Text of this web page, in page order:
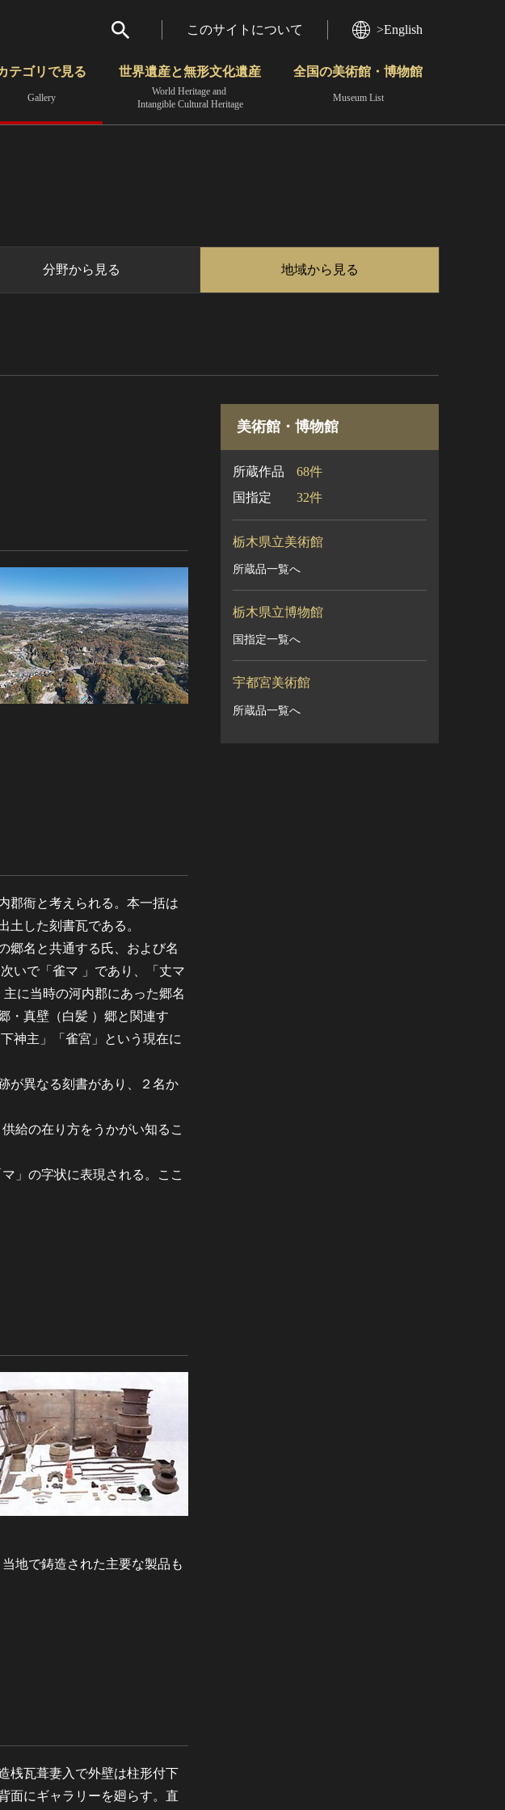
このサイトについて >English
テゴリで見る
Gallery
世界遺産と無形文化遺産
World Heritage and
Intangible Cultural Heritage
全国の美術館・博物館
Museum List
分野から見る 地域から見る
郡衙と考えられる。本一括は
土した刻書瓦である。
郷名と共通する氏、および名
いで「雀マ 」であり、「丈マ
に当時の河内郡にあった郷名
・真壁（白髪 ）郷と関連す
神主」「雀宮」という現在に
が異なる刻書があり、２名か
給の在り方をうかがい知るこ
」の字状に表現される。ここ
地で鋳造された主要な製品も
桟瓦葺妻入で外壁は柱形付下
面にギャラリーを廻らす。直
美術館・博物館
所蔵作品
68件
国指定
32件
栃木県立美術館
所蔵品一覧へ
栃木県立博物館
国指定一覧へ
宇都宮美術館
所蔵品一覧へ